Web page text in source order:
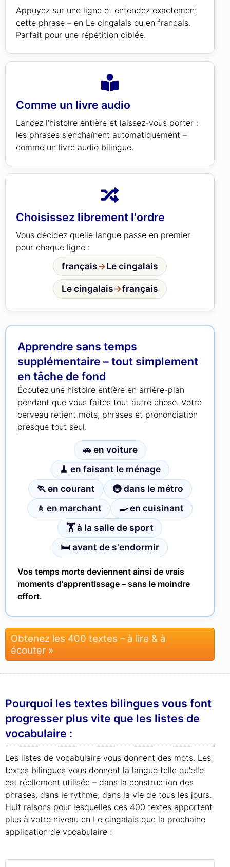
Appuyez sur une ligne et entendez exactement
cette phrase – en Le cingalais ou en français.
Parfait pour une répétition ciblée.
Comme un livre audio
Lancez l'histoire entière et laissez-vous porter :
les phrases s'enchaînent automatiquement –
comme un livre audio bilingue.
Choisissez librement l'ordre
Vous décidez quelle langue passe en premier
pour chaque ligne :
français→Le cingalais
Le cingalais→français
Apprendre sans temps
supplémentaire – tout simplement
en tâche de fond
Écoutez une histoire entière en arrière-plan
pendant que vous faites tout autre chose. Votre
cerveau retient mots, phrases et prononciation
presque tout seul.
🚗 en voiture
🧹 en faisant le ménage
🏃 en courant
🚇 dans le métro
🚶 en marchant
🍳 en cuisinant
🏋 à la salle de sport
🛏 avant de s'endormir
Vos temps morts deviennent ainsi de vrais
moments d'apprentissage – sans le moindre
effort.
Obtenez les 400 textes – à lire & à
écouter »
Pourquoi les textes bilingues vous font
progresser plus vite que les listes de
vocabulaire :
Les listes de vocabulaire vous donnent des mots. Les
textes bilingues vous donnent la langue telle qu'elle
est réellement utilisée – dans la construction des
phrases, dans le rythme, dans la vie de tous les jours.
Huit raisons pour lesquelles ces 400 textes apportent
plus à votre niveau en Le cingalais que la prochaine
application de vocabulaire :